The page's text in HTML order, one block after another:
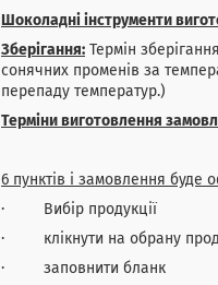
Шоколадні інструменти
Зберігання: Термін
сонячних променів за
перепаду температур.)
Терміни виготовлення
6 пунктів і замовлення буде
· Вибір продукції
· клікнути на обрану
· заповнити бланк